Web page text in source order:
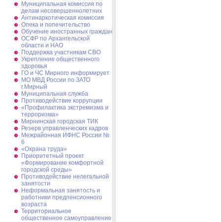
Муниципальная комиссия по
делам несовершеннолетних
Антинаркотическая комиссия
Опека и попечительство
Обучение иностранных граждан
ОСФР по Архангельской
области и НАО
Поддержка участникам СВО
Укрепление общественного
здоровья
ГО и ЧС Мирного информирует
МО МВД России по ЗАТО
г.Мирный
Муниципальная cлужба
Противодействие коррупции
«Профилактика экстремизма и
терроризма»
Мирнинская городская ТИК
Резерв управленческих кадров
Межрайонная ИФНС России №
6
«Охрана труда»
Приоритетный проект
«Формирование комфортной
городской среды»
Противодействие нелегальной
занятости
Неформальная занятость и
работники предпенсионного
возраста
Территориальное
общественное самоуправление